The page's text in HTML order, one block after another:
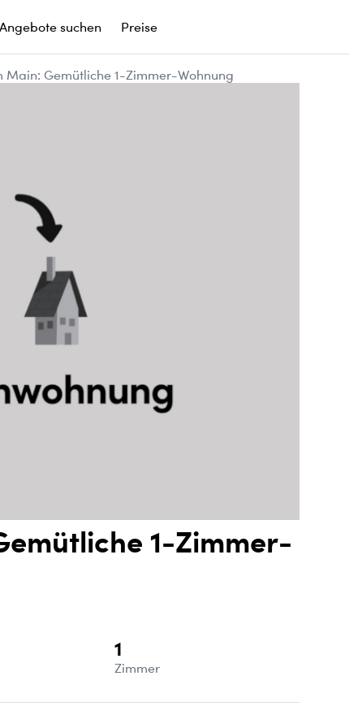
Angebote suchen Preise
Main: Gemütliche 1-Zimmer-Wohnung
1-Zimmer-
1
Zimmer